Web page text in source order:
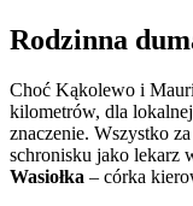
Rodzinna
Choć Kąkolewo i
kilometrów, dla lokalnej
znaczenie. Wszystko
schronisku jako lekarz
Wasiołka – córka